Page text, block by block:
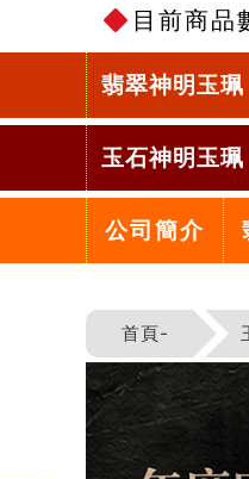
目前商品
翡翠神明玉珮
玉石神明玉珮
公司簡介
首頁-